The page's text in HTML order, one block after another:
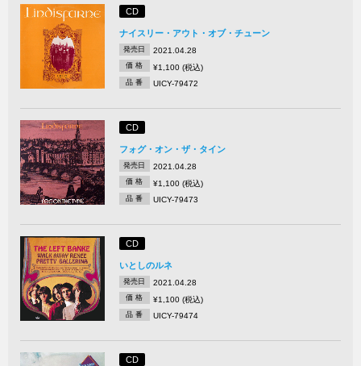
CD
ナイスリー・アウト・オブ・チューン
発売日 2021.04.28
価 格 ¥1,100 (税込)
品 番 UICY-79472
CD
フォグ・オン・ザ・タイン
発売日 2021.04.28
価 格 ¥1,100 (税込)
品 番 UICY-79473
CD
いとしのルネ
発売日 2021.04.28
価 格 ¥1,100 (税込)
品 番 UICY-79474
CD